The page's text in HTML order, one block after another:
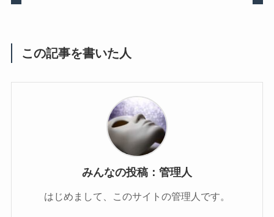
この記事を書いた人
みんなの投稿：管理人
はじめまして、このサイトの管理人です。